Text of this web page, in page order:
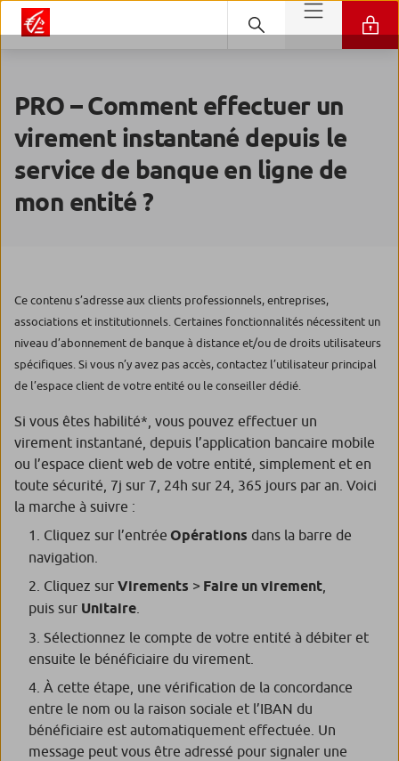
PRO – Comment effectuer un
virement instantané depuis le
service de banque en ligne de
mon entité ?
Ce contenu s’adresse aux clients professionnels, entreprises,
associations et institutionnels. Certaines fonctionnalités nécessitent un
niveau d’abonnement de banque à distance et/ou de droits utilisateurs
spécifiques. Si vous n’y avez pas accès, contactez l’utilisateur principal
de l’espace client de votre entité ou le conseiller dédié.
Si vous êtes habilité*, vous pouvez effectuer un
virement instantané, depuis l’application bancaire mobile
ou l’espace client web de votre entité, simplement et en
toute sécurité, 7j sur 7, 24h sur 24, 365 jours par an. Voici
la marche à suivre :
Cliquez sur l’entrée Opérations dans la barre de
navigation.
Cliquez sur Virements > Faire un virement
puis sur Unitaire
Sélectionnez le compte de votre entité à débiter et
ensuite le bénéficiaire du virement.
À cette étape, une vérification de la concordance
entre le nom ou la raison sociale et l’IBAN du
bénéficiaire est automatiquement effectuée. Un
message peut vous être adressé pour signaler une